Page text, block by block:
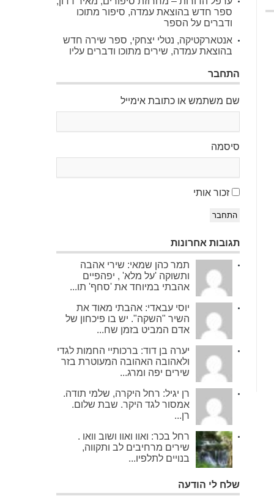
ספר חדש בהוצאת עמדה, סיפור מתוכו
ודברים על הספר
אנטארקטיקה, נטלי יצחקי, ספר שירה חדש
בהוצאת עמדה, שירים מתוכו ודברים עליו
התחבר
שם משתמש או כתובת אימייל
סיסמה
זכור אותי
התחבר
תגובות אחרונות
תמר כהן שמאי: שירי אהבה
ותשוקה 'על מלא' , יפהפיים
אהבתי במיוחד את 'סחף' תו...
יוסי עבאדי: אהבתי מאוד את
השיר "השקה". יש בו פיכחון של
אדם המביט בזמן שח...
יערה בן דוד: ברכותיי החמות לגדי
ולאהובה האהובה המעוטרת בזר
שירים יפה ומרג...
רן יגיל: רחל היקרה, שלמי תודה.
אמסור לגד היקר. שבת שלום.
רן...
רחל בכר: ואוו ואוו ושוב וואו .
שירים מרחיבים לב ותקווה,
בנויים לתלפיו...
שלח לי הודעה